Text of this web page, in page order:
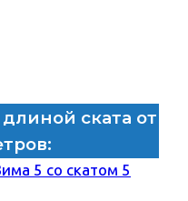
ската от